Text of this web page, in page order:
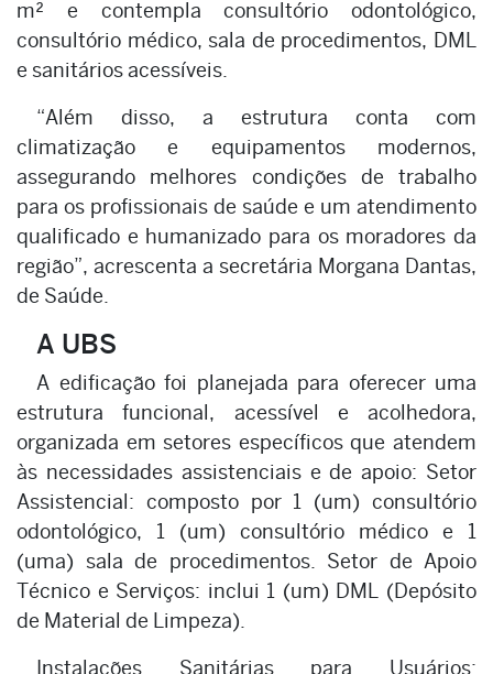
m² e contempla consultório odontológico,
consultório médico, sala de procedimentos, DML
e sanitários acessíveis.
“Além disso, a estrutura conta com
climatização e equipamentos modernos,
assegurando melhores condições de trabalho
para os profissionais de saúde e um atendimento
qualificado e humanizado para os moradores da
região”, acrescenta a secretária Morgana Dantas,
de Saúde.
A UBS
A edificação foi planejada para oferecer uma
estrutura funcional, acessível e acolhedora,
organizada em setores específicos que atendem
às necessidades assistenciais e de apoio: Setor
Assistencial: composto por 1 (um) consultório
odontológico, 1 (um) consultório médico e 1
(uma) sala de procedimentos. Setor de Apoio
Técnico e Serviços: inclui 1 (um) DML (Depósito
de Material de Limpeza).
Instalações Sanitárias para Usuários: